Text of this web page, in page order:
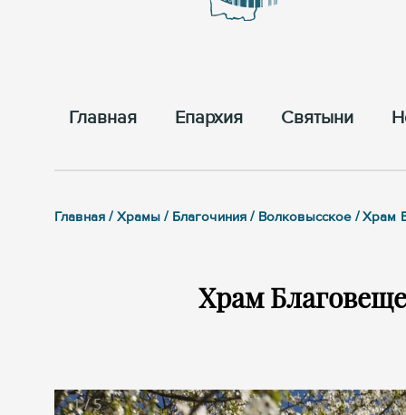
Главная Епархия Cвятыни
Главная / Храмы / Благочиния / Волковысское /
Храм
1/5